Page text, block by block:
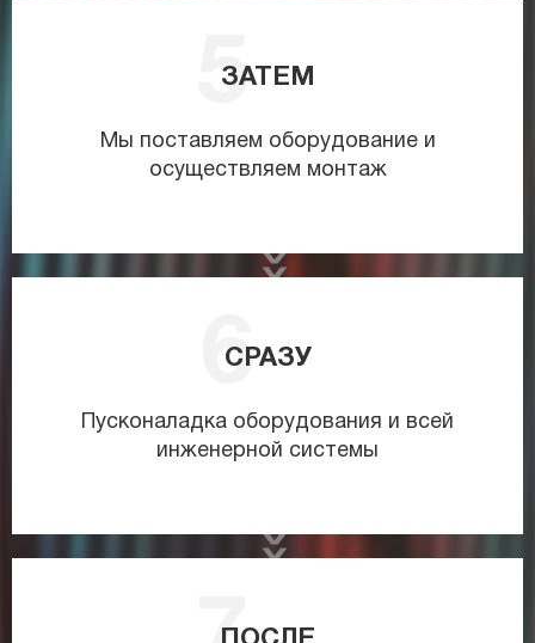
ЗАТЕМ
Мы поставляем оборудование и
осуществляем монтаж
СРАЗУ
Пусконаладка оборудования и всей
инженерной системы